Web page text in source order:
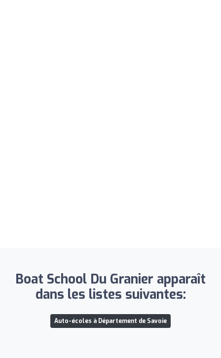
Boat School Du Granier apparaît
dans les listes suivantes:
Auto-écoles à Département de Savoie